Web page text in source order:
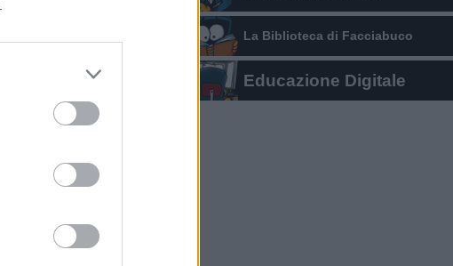
La Biblioteca di Facciabuco
Educazione Digitale